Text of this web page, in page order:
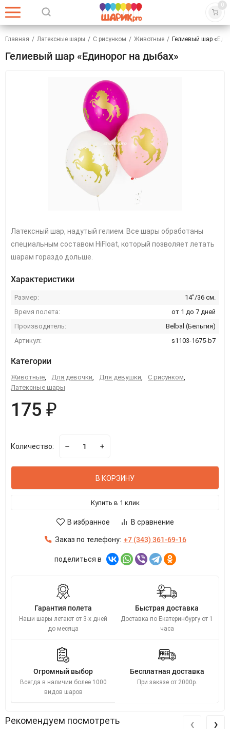
0
Главная / Латексные шары / С рисунком / Животные / Гелиевый шар
Гелиевый шар «Единорог на дыбах»
Латексный шар, надутый гелием. Все шары обработаны
специальным составом HiFloat, который позволяет летать
шарам гораздо дольше.
Характеристики
Размер:
14"/36 см.
Время полета:
от 1 до 7 дней
Производитель:
Belbal (Бельгия)
Артикул:
s1103-1675-b7
Категории
Животные, Для девочки, Для девушки, С рисунком,
Латексные шары
175 ₽
Количество:
В КОРЗИНУ
Купить в 1 клик
В избранное В сравнение
Заказ по телефону: +7 (343) 361-69-16
поделиться в
Гарантия полета
Наши шары летают от 3-х дней
до месяца
Быстрая доставка
Доставка по Екатеринбургу от 1
часа
Огромный выбор
Всегда в наличии более 1000
видов шаров
Бесплатная доставка
При заказе от 2000р.
Рекомендуем посмотреть ‹ ›